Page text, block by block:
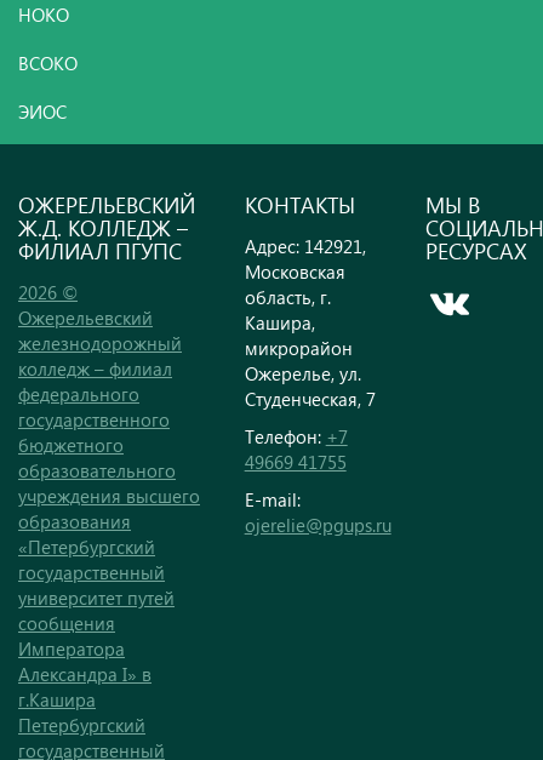
НОКО
ВСОКО
ЭИОС
ОЖЕРЕЛЬЕВСКИЙ
Ж.Д. КОЛЛЕДЖ –
ФИЛИАЛ ПГУПС
2026 ©
Ожерельевский
железнодорожный
колледж – филиал
федерального
государственного
бюджетного
образовательного
учреждения высшего
образования
«Петербургский
государственный
университет путей
сообщения
Императора
Александра I» в
г.Кашира
Петербургский
государственный
КОНТАКТЫ
Адрес: 142921,
Московская
область, г.
Кашира,
микрорайон
Ожерелье, ул.
Студенческая, 7
Телефон: +7
49669 41755
E-mail:
ojerelie@pgups.ru
МЫ В
РЕСУРСАХ